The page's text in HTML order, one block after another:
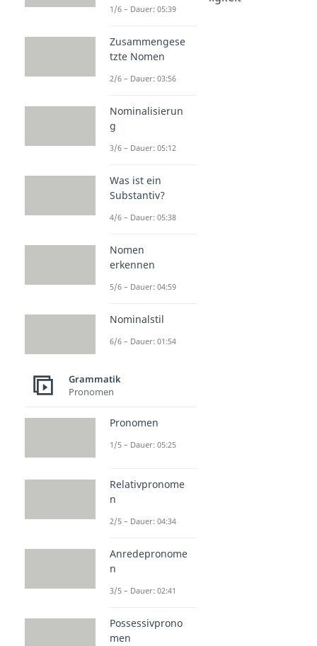
Dauer: 02:23
Dauer: 03:41
1/6 – Dauer: 05:39
Zusammengese
tzte Nomen
2/6 – Dauer: 03:56
Nominalisierun
g
3/6 – Dauer: 05:12
Was ist ein
Substantiv?
4/6 – Dauer: 05:38
Nomen
erkennen
5/6 – Dauer: 04:59
Nominalstil
6/6 – Dauer: 01:54
Grammatik
Pronomen
Pronomen
1/5 – Dauer: 05:25
Relativpronome
n
2/5 – Dauer: 04:34
Anredepronome
n
3/5 – Dauer: 02:41
Possessivprono
men